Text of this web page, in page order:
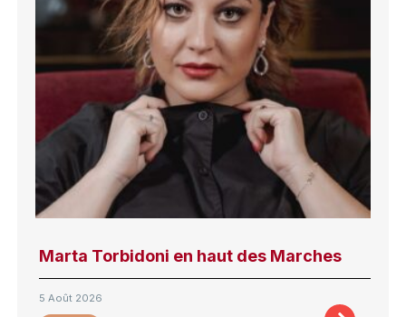
Marta Torbidoni en haut des Marches
5 Août 2026